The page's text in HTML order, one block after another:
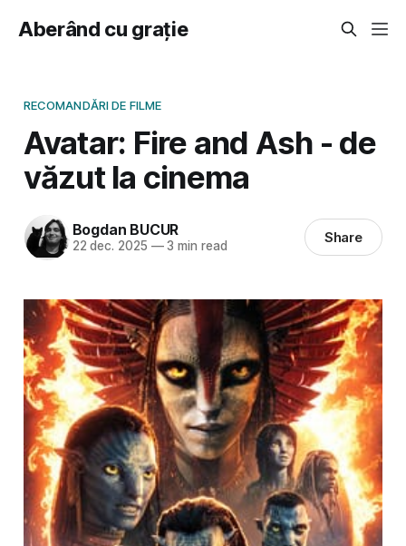
Aberând cu grație
RECOMANDĂRI DE FILME
Avatar: Fire and Ash - de
văzut la cinema
Bogdan BUCUR
22 dec. 2025 —3 min read Share